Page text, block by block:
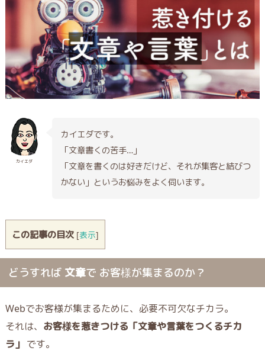
カイエダ
カイエダです。
「文章書くの苦手…」
「文章を書くのは好きだけど、それが集客と結びつ
かない」というお悩みをよく伺います。
この記事の目次 [表示]
どうすれば 文章で お客様が集まるのか？
Webでお客様が集まるために、必要不可欠なチカラ。
それは、 お客様を惹きつける 「文章や言葉をつくるチカ
ラ」 です。